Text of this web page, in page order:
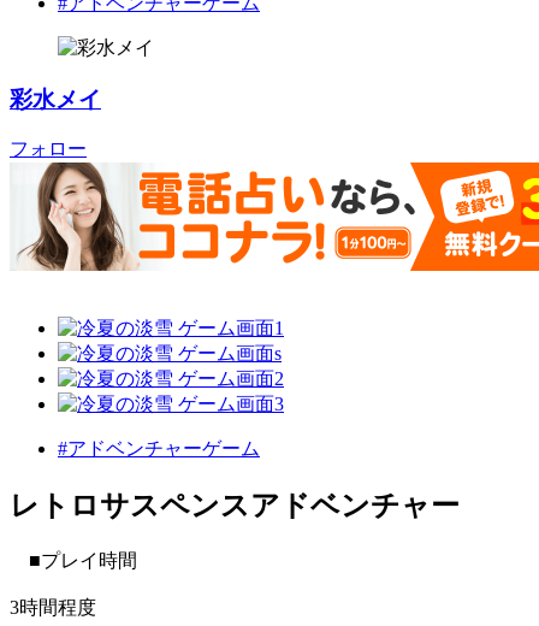
彩水メイ
フォロー
#アドベンチャーゲーム
レトロサスペンスアドベンチャー
■プレイ時間
3時間程度